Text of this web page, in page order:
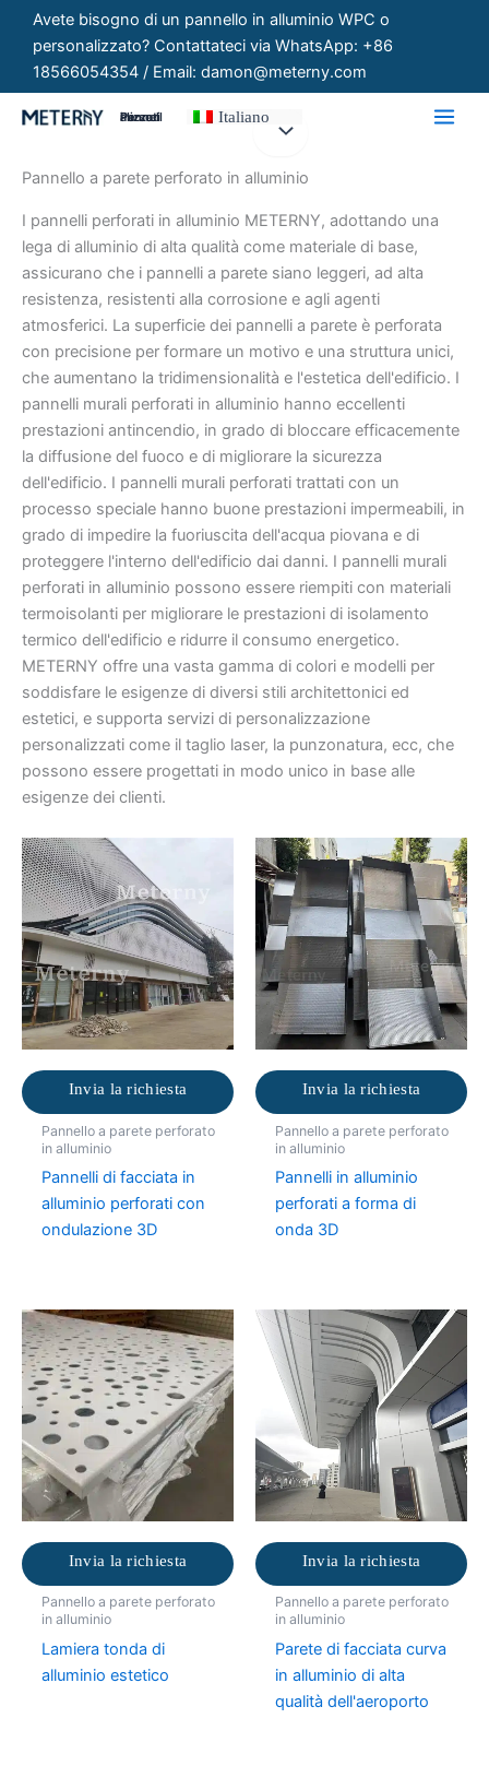
contenuto
Avete bisogno di un pannello in alluminio WPC o
personalizzato? Contattateci via WhatsApp: +86
18566054354 / Email: damon@meterny.com
Pannelli Personalizzati Italiano
Pannello a parete perforato in alluminio
I pannelli perforati in alluminio METERNY, adottando una
lega di alluminio di alta qualità come materiale di base,
assicurano che i pannelli a parete siano leggeri, ad alta
resistenza, resistenti alla corrosione e agli agenti
atmosferici. La superficie dei pannelli a parete è perforata
con precisione per formare un motivo e una struttura unici,
che aumentano la tridimensionalità e l'estetica dell'edificio. I
pannelli murali perforati in alluminio hanno eccellenti
prestazioni antincendio, in grado di bloccare efficacemente
la diffusione del fuoco e di migliorare la sicurezza
dell'edificio. I pannelli murali perforati trattati con un
processo speciale hanno buone prestazioni impermeabili, in
grado di impedire la fuoriuscita dell'acqua piovana e di
proteggere l'interno dell'edificio dai danni. I pannelli murali
perforati in alluminio possono essere riempiti con materiali
termoisolanti per migliorare le prestazioni di isolamento
termico dell'edificio e ridurre il consumo energetico.
METERNY offre una vasta gamma di colori e modelli per
soddisfare le esigenze di diversi stili architettonici ed
estetici, e supporta servizi di personalizzazione
personalizzati come il taglio laser, la punzonatura, ecc, che
possono essere progettati in modo unico in base alle
esigenze dei clienti.
Invia la richiesta
Pannello a parete perforato
in alluminio
Pannelli di facciata in
alluminio perforati con
ondulazione 3D
Invia la richiesta
Pannello a parete perforato
in alluminio
Pannelli in alluminio
perforati a forma di
onda 3D
Invia la richiesta
Pannello a parete perforato
in alluminio
Lamiera tonda di
alluminio estetico
Invia la richiesta
Pannello a parete perforato
in alluminio
Parete di facciata curva
in alluminio di alta
qualità dell'aeroporto